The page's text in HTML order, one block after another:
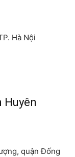
Hà Nội
Huyên
quận Đống